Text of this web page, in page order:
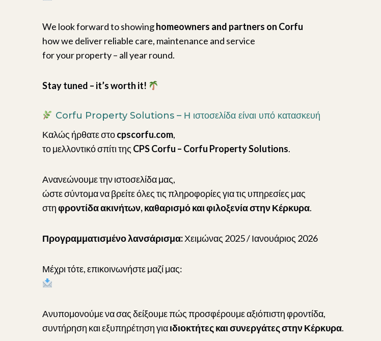
We look forward to showinghomeowners and partners on Corfu
how we deliver reliable care, maintenance and service
for your property – all year round.
Stay tuned – it’s worth it!
Corfu Property Solutions – Η ιστοσελίδα είναι υπό κατασκευή
Καλώς ήρθατε στοcpscorfu.com,
το μελλοντικό σπίτι της CPS Corfu – Corfu Property Solutions.
Ανανεώνουμε την ιστοσελίδα μας,
ώστε σύντομα να βρείτε όλες τις πληροφορίες για τις υπηρεσίες μας
στηφροντίδα ακινήτων, καθαρισμό και φιλοξενία στην Κέρκυρα.
Προγραμματισμένο λανσάρισμα:Χειμώνας 2025 / Ιανουάριος 2026
Μέχρι τότε, επικοινωνήστε μαζί μας:
Ανυπομονούμε να σας δείξουμε πώς προσφέρουμε αξιόπιστη φροντίδα,
συντήρηση και εξυπηρέτηση γιαιδιοκτήτες και συνεργάτες στην Κέρκυρα.